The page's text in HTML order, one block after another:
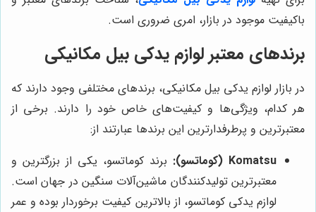
باکیفیت موجود در بازار، امری ضروری است.
برندهای معتبر لوازم یدکی بیل مکانیکی
در بازار لوازم یدکی بیل مکانیکی، برندهای مختلفی وجود دارند که
هر کدام، ویژگی‌ها و کیفیت‌های خاص خود را دارند. برخی از
معتبرترین و پرطرفدارترین این برندها عبارتند از:
Komatsu (کوماتسو):
برند کوماتسو، یکی از بزرگترین و
معتبرترین تولیدکنندگان ماشین‌آلات سنگین در جهان است.
لوازم یدکی کوماتسو، از بالاترین کیفیت برخوردار بوده و عمر